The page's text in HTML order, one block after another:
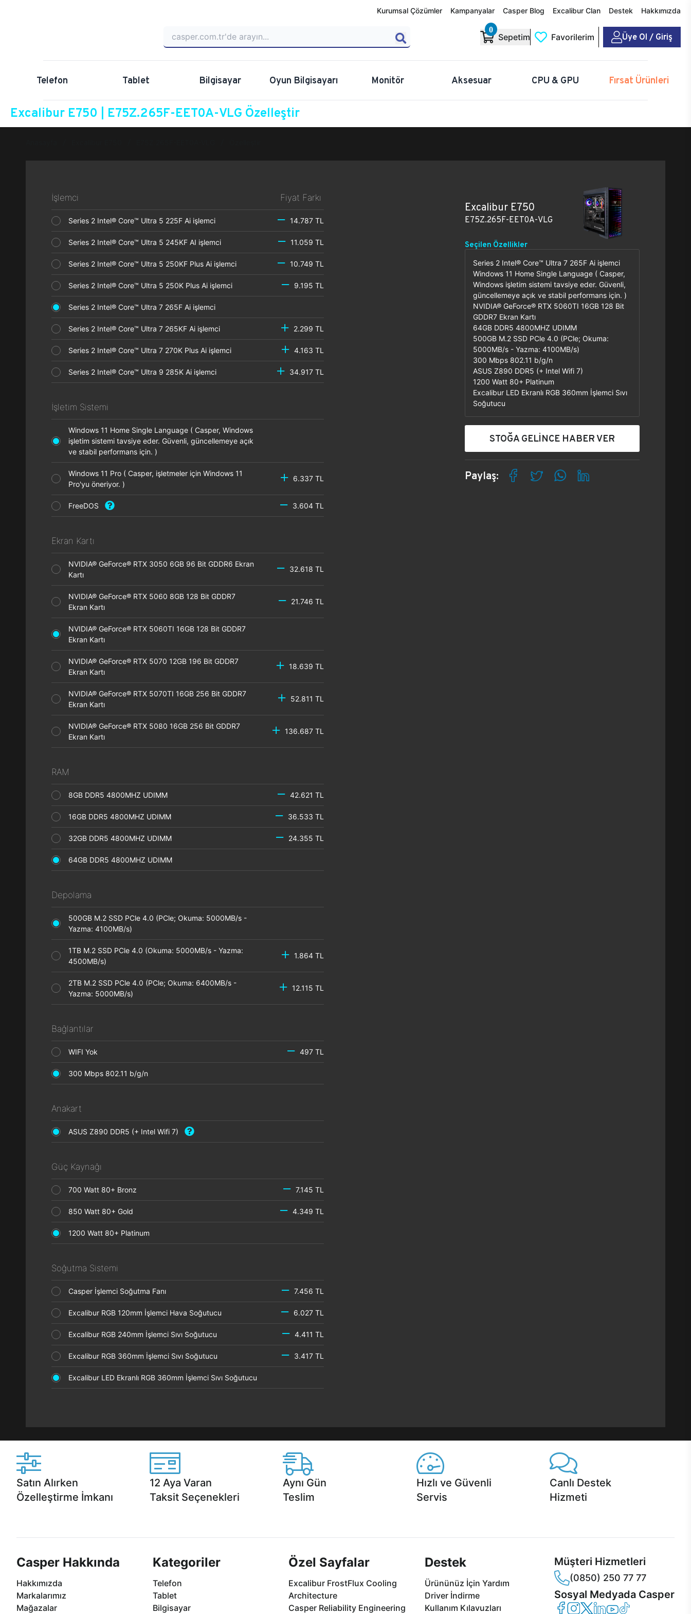
Kurumsal Çözümler Kampanyalar Casper Blog Excalibur Clan Destek Hakkımızda
0
Sepetim Favorilerim Üye Ol / Giriş
Telefon Tablet Bilgisayar Oyun Bilgisayarı Monitör Aksesuar CPU & GPU Fırsat Ürünleri
Excalibur E750 | E75Z.265F-EET0A-VLG Özelleştir
İşlemci Fiyat Farkı
Series 2 Intel® Core™ Ultra 5 225F Ai işlemci 14.787 TL
Series 2 Intel® Core™ Ultra 5 245KF AI işlemci 11.059 TL
Series 2 Intel® Core™ Ultra 5 250KF Plus Ai işlemci 10.749 TL
Series 2 Intel® Core™ Ultra 5 250K Plus Ai işlemci 9.195 TL
Series 2 Intel® Core™ Ultra 7 265F Ai işlemci
Series 2 Intel® Core™ Ultra 7 265KF Ai işlemci 2.299 TL
Series 2 Intel® Core™ Ultra 7 270K Plus Ai işlemci 4.163 TL
Series 2 Intel® Core™ Ultra 9 285K Ai işlemci 34.917 TL
İşletim Sistemi
Windows 11 Home Single Language ( Casper, Windows
işletim sistemi tavsiye eder. Güvenli, güncellemeye açık
ve stabil performans için. )
Windows 11 Pro ( Casper, işletmeler için Windows 11
Pro'yu öneriyor. )
6.337 TL
FreeDOS 3.604 TL
Ekran Kartı
NVIDIA® GeForce® RTX 3050 6GB 96 Bit GDDR6 Ekran
Kartı
32.618 TL
NVIDIA® GeForce® RTX 5060 8GB 128 Bit GDDR7
Ekran Kartı
21.746 TL
NVIDIA® GeForce® RTX 5060TI 16GB 128 Bit GDDR7
Ekran Kartı
NVIDIA® GeForce® RTX 5070 12GB 196 Bit GDDR7
Ekran Kartı
18.639 TL
NVIDIA® GeForce® RTX 5070TI 16GB 256 Bit GDDR7
Ekran Kartı
52.811 TL
NVIDIA® GeForce® RTX 5080 16GB 256 Bit GDDR7
Ekran Kartı
136.687 TL
RAM
8GB DDR5 4800MHZ UDIMM 42.621 TL
16GB DDR5 4800MHZ UDIMM 36.533 TL
32GB DDR5 4800MHZ UDIMM 24.355 TL
64GB DDR5 4800MHZ UDIMM
Depolama
500GB M.2 SSD PCle 4.0 (PCle; Okuma: 5000MB/s -
Yazma: 4100MB/s)
1TB M.2 SSD PCle 4.0 (Okuma: 5000MB/s - Yazma:
4500MB/s)
1.864 TL
2TB M.2 SSD PCle 4.0 (PCle; Okuma: 6400MB/s -
Yazma: 5000MB/s)
12.115 TL
Bağlantılar
WIFI Yok 497 TL
300 Mbps 802.11 b/g/n
Anakart
ASUS Z890 DDR5 (+ Intel Wifi 7)
Güç Kaynağı
700 Watt 80+ Bronz 7.145 TL
850 Watt 80+ Gold 4.349 TL
1200 Watt 80+ Platinum
Soğutma Sistemi
Casper İşlemci Soğutma Fanı 7.456 TL
Excalibur RGB 120mm İşlemci Hava Soğutucu 6.027 TL
Excalibur RGB 240mm İşlemci Sıvı Soğutucu 4.411 TL
Excalibur RGB 360mm İşlemci Sıvı Soğutucu 3.417 TL
Excalibur LED Ekranlı RGB 360mm İşlemci Sıvı Soğutucu
Excalibur E750
E75Z.265F-EET0A-VLG
Seçilen Özellikler
Series 2 Intel® Core™ Ultra 7 265F Ai işlemci
Windows 11 Home Single Language ( Casper,
Windows işletim sistemi tavsiye eder. Güvenli,
güncellemeye açık ve stabil performans için. )
NVIDIA® GeForce® RTX 5060TI 16GB 128 Bit
GDDR7 Ekran Kartı
64GB DDR5 4800MHZ UDIMM
500GB M.2 SSD PCle 4.0 (PCle; Okuma:
5000MB/s - Yazma: 4100MB/s)
300 Mbps 802.11 b/g/n
ASUS Z890 DDR5 (+ Intel Wifi 7)
1200 Watt 80+ Platinum
Excalibur LED Ekranlı RGB 360mm İşlemci Sıvı
Soğutucu
STOĞA GELİNCE HABER VER
Paylaş:
Satın Alırken
Özelleştirme İmkanı
12 Aya Varan
Taksit Seçenekleri
Aynı Gün
Teslim
Hızlı ve Güvenli
Servis
Canlı Destek
Hizmeti
Casper Hakkında
Hakkımızda
Markalarımız
Mağazalar
Kategoriler
Telefon
Tablet
Bilgisayar
Özel Sayfalar
Excalibur FrostFlux Cooling
Architecture
Casper Reliability Engineering
Destek
Ürününüz İçin Yardım
Driver İndirme
Kullanım Kılavuzları
Müşteri Hizmetleri
(0850) 250 77 77
Sosyal Medyada Casper
Casper Facebook
Casper Instagram
Casper Twitter
Casper LinkedIn
Casper YouTube
Casper TikTok